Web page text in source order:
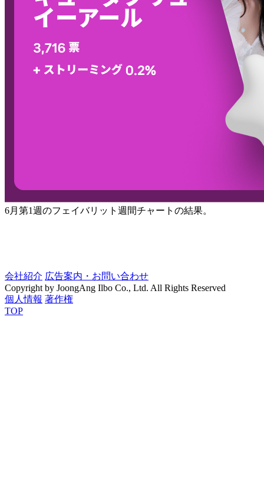
6月第1週のフェイバリット週間チャートの結果。
会社紹介 広告案内・お問い合わせ
Copyright by JoongAng Ilbo Co., Ltd. All Rights Reserved
個人情報 著作権
TOP